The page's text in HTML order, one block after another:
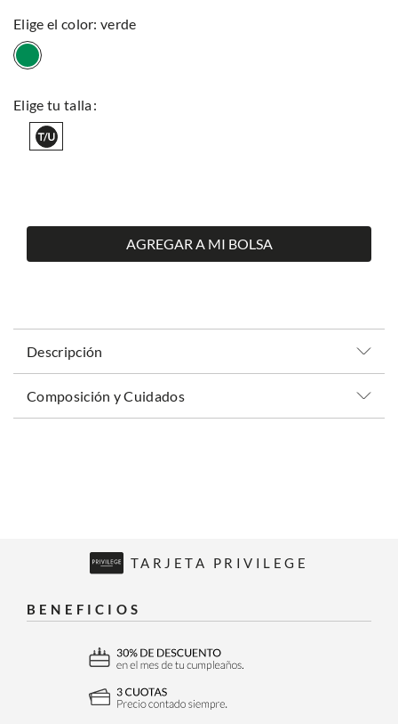
: verde
AGREGAR A MI BOLSA
Descripción
Composición y Cuidados
TARJETA PRIVILEGE
BENEFICIOS